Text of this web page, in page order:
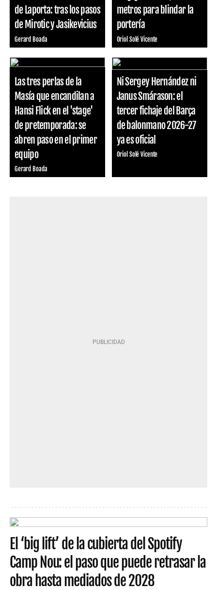
de Laporta: tras los pasos
de Mirotic y Jasikevicius
Gerard Boada
metros para blindar la
portería
Oriol Solé Vicente
Las tres perlas de la
Masía que encandilan a
Hansi Flick en el 'stage'
de pretemporada: se
abren paso en el primer
equipo
Gerard Boada
Ni Sergey Hernández ni
Janus Smárason: el
tercer fichaje del Barça
de balonmano 2026-27
ya es oficial
Oriol Solé Vicente
El ‘big lift’ de la cubierta del Spotify
Camp Nou: el paso que puede retrasar la
obra hasta mediados de 2028